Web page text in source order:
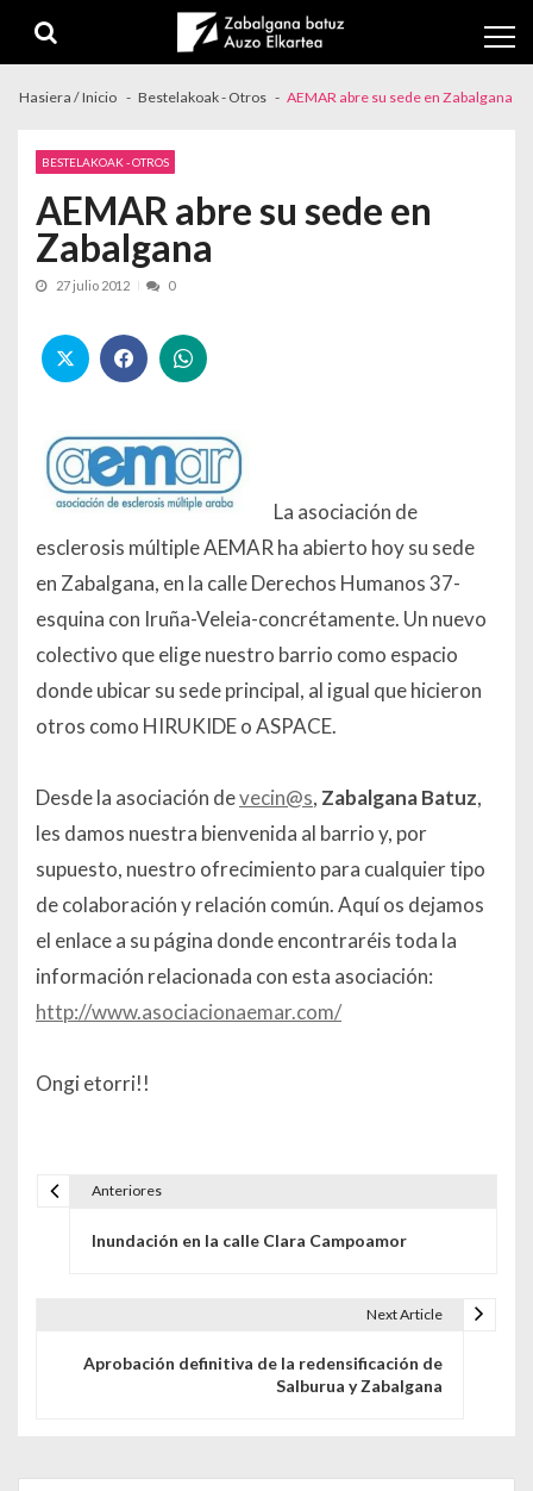
Hasiera / Inicio Bestelakoak - Otros AEMAR abre su sede en Zabalgana
BESTELAKOAK - OTROS
AEMAR abre su sede en
Zabalgana
27 julio 2012 0
La asociación de
esclerosis múltiple AEMAR ha abierto hoy su sede
en Zabalgana, en la calleDerechos Humanos 37-
esquina con Iruña-Veleia-concrétamente. Un nuevo
colectivo que elige nuestro barrio como espacio
donde ubicar su sede principal, al igual que hicieron
otros como HIRUKIDE o ASPACE.
Desde la asociación devecin@s, Zabalgana Batuz,
les damos nuestra bienvenida al barrio y, por
supuesto, nuestro ofrecimiento para cualquier tipo
de colaboración y relación común. Aquí os dejamos
el enlace a su página donde encontraréis toda la
información relacionada con esta asociación:
http://www.asociacionaemar.com/
Ongi etorri!!
Anteriores
Inundación en la calle Clara Campoamor
Next Article
Aprobación definitiva de la redensificación de
Salburua y Zabalgana